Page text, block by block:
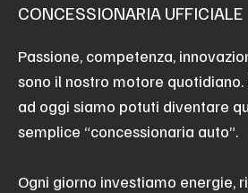
CONCESSIONARIA UFFICIALE
Passione, competenza,
sono il nostro motore quotidiano.
ad oggi siamo potuti diventare
semplice “concessionaria auto”.
Ogni giorno investiamo energie,